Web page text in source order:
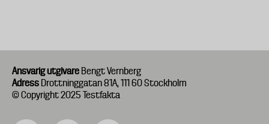
Ansvarig utgivare Bengt Vernberg
Adress Drottninggatan 81A, 111 60 Stockholm
© Copyright 2025 Testfakta